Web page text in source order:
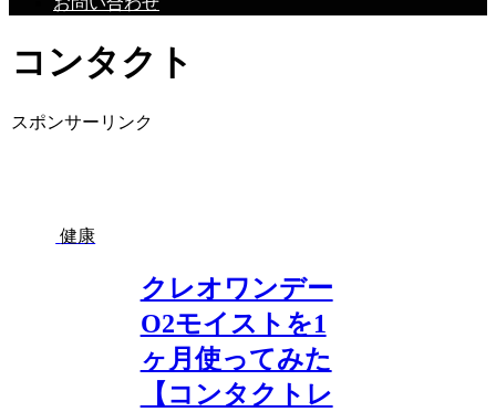
コンタクト
スポンサーリンク
健康
クレオワンデー
O2モイストを1
ヶ月使ってみた
【コンタクトレ